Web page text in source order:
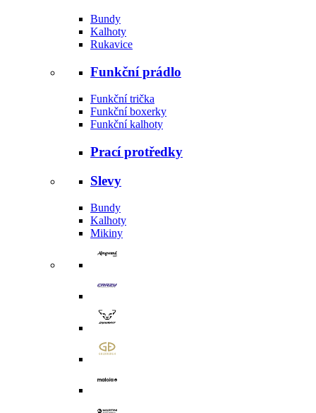
Bundy
Kalhoty
Rukavice
Funkční prádlo
Funkční trička
Funkční boxerky
Funkční kalhoty
Prací protředky
Slevy
Bundy
Kalhoty
Mikiny